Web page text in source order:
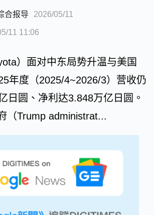
合报导 2026/05/11
11 11:06
）面对中东局势升温与美国
年度（2025/4~2026/3）营收仍
日圆、净利达3.848万亿日圆。
（Trump administrat...